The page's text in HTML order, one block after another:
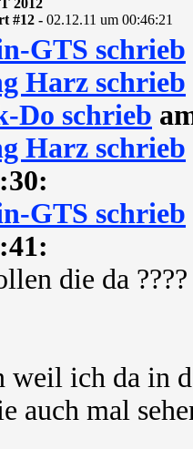
2012
#12 - 02.12.11 um 00:46:21
GTS schrieb
Harz schrieb
Do schrieb
Harz schrieb
GTS schrieb
die da ????
weil ich da in
auch mal